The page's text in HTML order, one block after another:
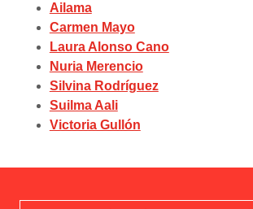
Ailama
Carmen Mayo
Laura Alonso Cano
Nuria Merencio
Silvina Rodríguez
Suilma Aali
Victoria Gullón